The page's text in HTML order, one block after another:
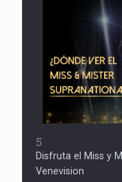
5
Disfruta el Miss y
Venevision